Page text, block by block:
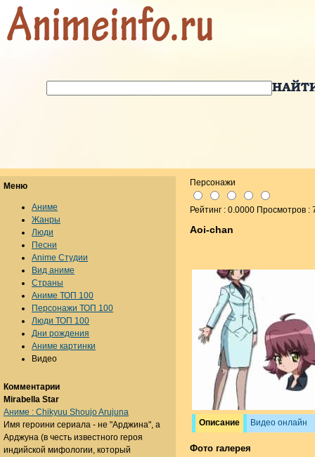
Персонажи
Рейтинг : 0.0000 Просмотров :
Aoi-chan
Описание Видео онлайн
Фото галерея
Меню
Аниме
Жанры
Люди
Песни
Anime Студии
Вид аниме
Страны
Аниме ТОП 100
Персонажи ТОП 100
Люди ТОП 100
Дни рождения
Аниме картинки
Видео
Комментарии
Mirabella Star
Аниме : Chikyuu Shoujo Arujuna
Имя героини сериала - не "Арджина", а
Арджуна (в честь известного героя
индийской мифологии, который